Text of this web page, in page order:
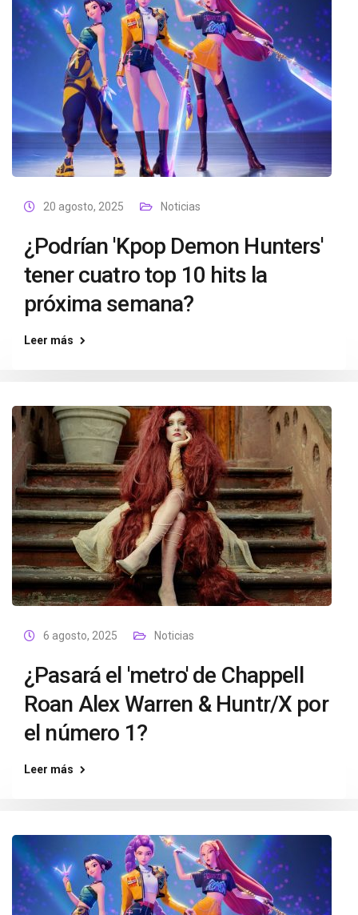
20 agosto, 2025 Noticias
¿Podrían 'Kpop Demon Hunters'
tener cuatro top 10 hits la
próxima semana?
Leer más
6 agosto, 2025 Noticias
¿Pasará el 'metro' de Chappell
Roan Alex Warren & Huntr/X por
el número 1?
Leer más